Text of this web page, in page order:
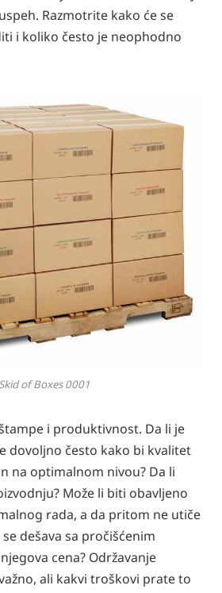
Razmotrite kako će se
i koliko često je neophodno
Skid of Boxes 0001
i produktivnost. Da li je
dovoljno često kako bi kvalitet
na optimalnom nivou? Da li
Može li biti obavljeno
rada, a da pritom ne utiče
dešava sa pročišćenim
cena? Održavanje
ali kakvi troškovi prate to